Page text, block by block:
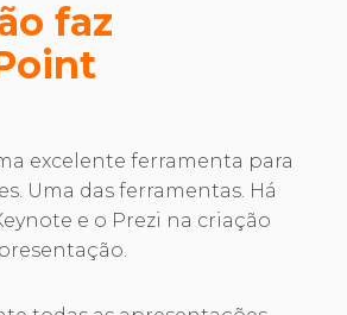
faz
excelente ferramenta para
Uma das ferramentas. Há
e o Prezi na criação